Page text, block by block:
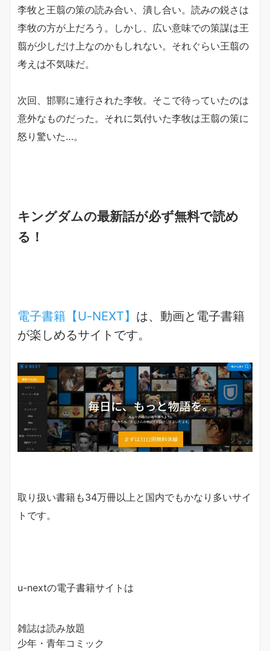
李牧と王翦の策の読み合い、潰し合い。読みの鋭さは
李牧の方が上だろう。しかし、広い意味での策謀は王
翦が少しだけ上なのかもしれない。それぐらい王翦の
考えは不気味だ。
次回、邯鄲に連行された李牧。そこで待っていたのは
意外なものだった。それに気付いた李牧は王翦の策に
怒り驚いた…。
キングダムの最新話が必ず無料で読め
る！
電子書籍【U-NEXT】 は、動画と電子書籍
が楽しめるサイトです。
取り扱い書籍も34万冊以上と国内でもかなり多いサイ
トです。
u-nextの電子書籍サイトは
雑誌は読み放題
少年・青年コミック